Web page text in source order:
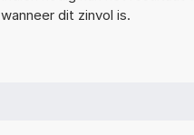
wanneer dit zinvol is.